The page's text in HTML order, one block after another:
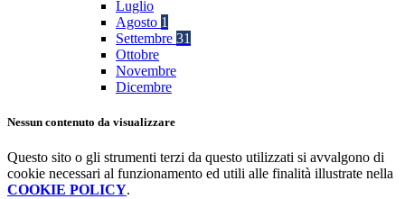
Luglio
Agosto 1
Settembre 31
Ottobre
Novembre
Dicembre
Nessun contenuto da visualizzare
Questo sito o gli strumenti terzi da questo utilizzati si avvalgono di
cookie necessari al funzionamento ed utili alle finalità illustrate nella
COOKIE POLICY.